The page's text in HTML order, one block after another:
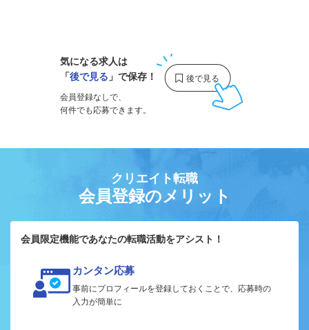
気になる求人は
「後で見る 」で保存！
会員登録なしで、
何件でも応募できます。
クリエイト転職
会員登録のメリット
会員限定機能であなたの転職活動をアシスト！
カンタン応募
事前にプロフィールを登録しておくことで、応募時の
入力が簡単に